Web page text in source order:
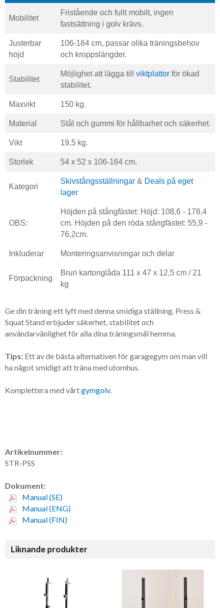
Mobilitet
Fristående och fullt mobilt, ingen
fastsättning i golv krävs.
Justerbar
höjd
106-164 cm, passar olika träningsbehov
och kroppslängder.
Stabilitet
Möjlighet att lägga till viktplattor för ökad
stabilitet.
Maxvikt 150 kg.
Material Stål och gummi för hållbarhet och säkerhet.
Vikt 19,5 kg.
Storlek 54 x 52 x 106-164 cm.
Kategori
Skivstångsställningar & Deals på eget
lager
OBS:
Höjden på stångfästet: Höjd: 108,6 - 178,4
cm. Höjden på den röda stångfästet: 55,9 -
76,2cm.
Inkluderar Monteringsanvisningar och delar
Förpackning
Brun kartonglåda 111 x 47 x 12,5 cm / 21
kg
Ge din träning ett lyft med denna smidiga ställning. Press &
Squat Stand erbjuder säkerhet, stabilitet och
användarvänlighet för alla dina träningsmål hemma.
Tips: Ett av de bästa alternativen för garagegym om man vill
ha något smidigt att träna med utomhus.
Komplettera med vårtgymgolv.
Artikelnummer:
STR-PSS
Dokument:
Manual (SE)
Manual (ENG)
Manual (FIN)
Liknande produkter